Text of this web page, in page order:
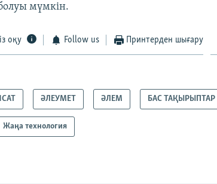
мүмкін.
оқу Follow us Принтерден шығару
ӘЛЕУМЕТ ӘЛЕМ БАС ТАҚЫРЫПТАР
Жаңа технология